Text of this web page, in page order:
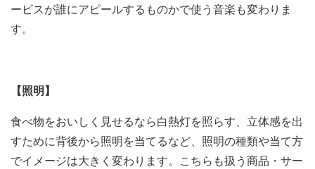
ービスが誰にアピールするものかで使う音楽も変わりま
す。
【照明】
食べ物をおいしく見せるなら白熱灯を照らす、立体感を出
すために背後から照明を当てるなど、照明の種類や当て方
でイメージは大きく変わります。こちらも扱う商品・サー